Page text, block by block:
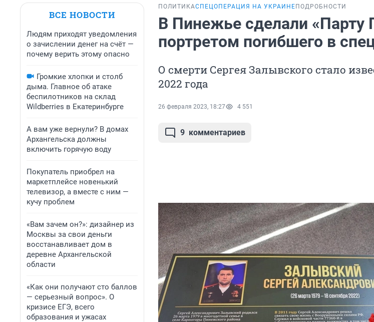
ВСЕ НОВОСТИ
Людям приходят уведомления
о зачислении денег на счёт —
почему верить этому опасно
Громкие хлопки и столб
дыма. Главное об атаке
беспилотников на склад
Wildberries в Екатеринбурге
А вам уже вернули? В домах
Архангельска должны
включить горячую воду
Покупатель приобрел на
маркетплейсе новенький
телевизор, а вместе с ним —
кучу проблем
«Вам зачем он?»: дизайнер из
Москвы за свои деньги
восстанавливает дом в
деревне Архангельской
области
«Как они получают сто баллов
— серьезный вопрос». О
кризисе ЕГЭ, всего
образования и ужасах
ПОЛИТИКАСПЕЦОПЕРАЦИЯ НА УКРАИНЕ ПОДРОБНОСТИ
В Пинежье сделали «Парту
портретом погибшего в
О смерти Сергея Залывского стало
2022 года
26 февраля 2023, 18:27 4 551
9 комментариев